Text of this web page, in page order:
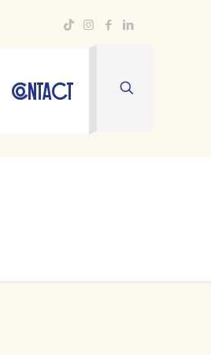
CONTACT